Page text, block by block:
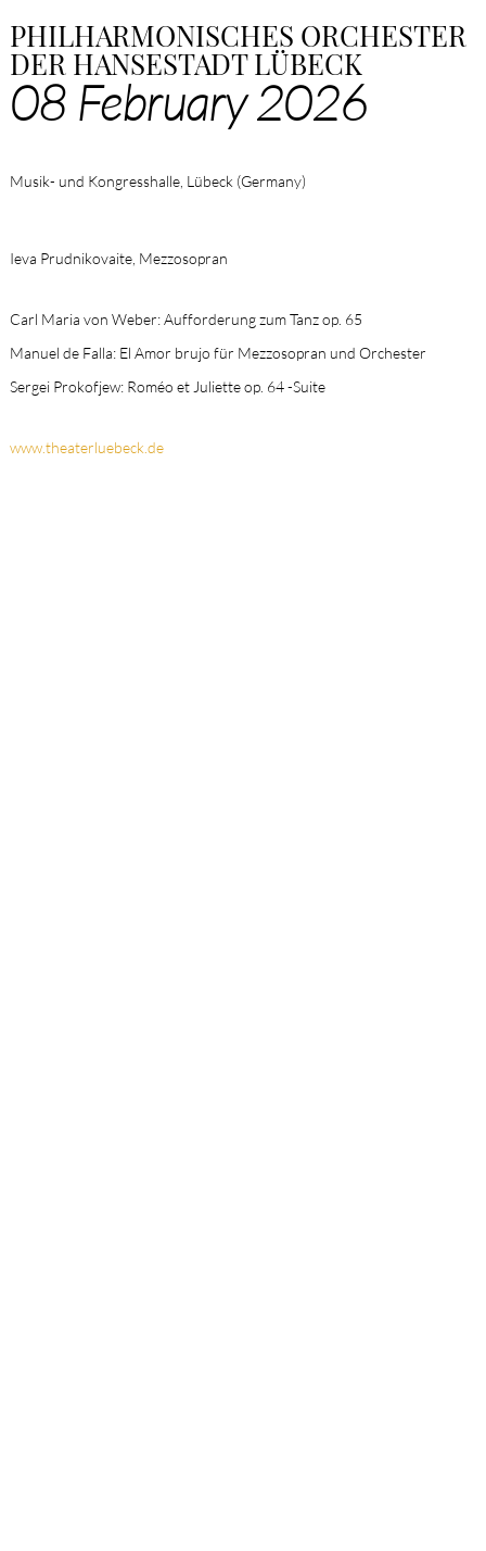
PHILHARMONISCHES ORCHESTER
DER HANSESTADT LÜBECK
08 February 2026
Musik- und Kongresshalle, Lübeck (Germany)
Ieva Prudnikovaite, Mezzosopran
Carl Maria von Weber: Aufforderung zum Tanz op. 65
Manuel de Falla: El Amor brujo für Mezzosopran und Orchester
Sergei Prokofjew: Roméo et Juliette op. 64 -Suite
www.theaterluebeck.de